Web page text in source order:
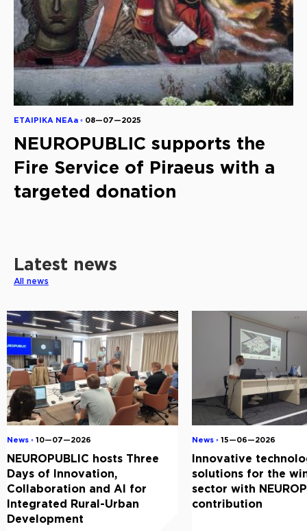
ΕΤΑΙΡΙΚΑ ΝΕΑa ◦ 08—07—2025
NEUROPUBLIC supports the
Fire Service of Piraeus with a
targeted donation
Latest news
All news
News ◦ 10—07—2026
NEUROPUBLIC hosts Three
Days of Innovation,
Collaboration and AI for
Integrated Rural-Urban
Development
News ◦ 15—06—2026
Innovative
solutions for the
sector with
contribution